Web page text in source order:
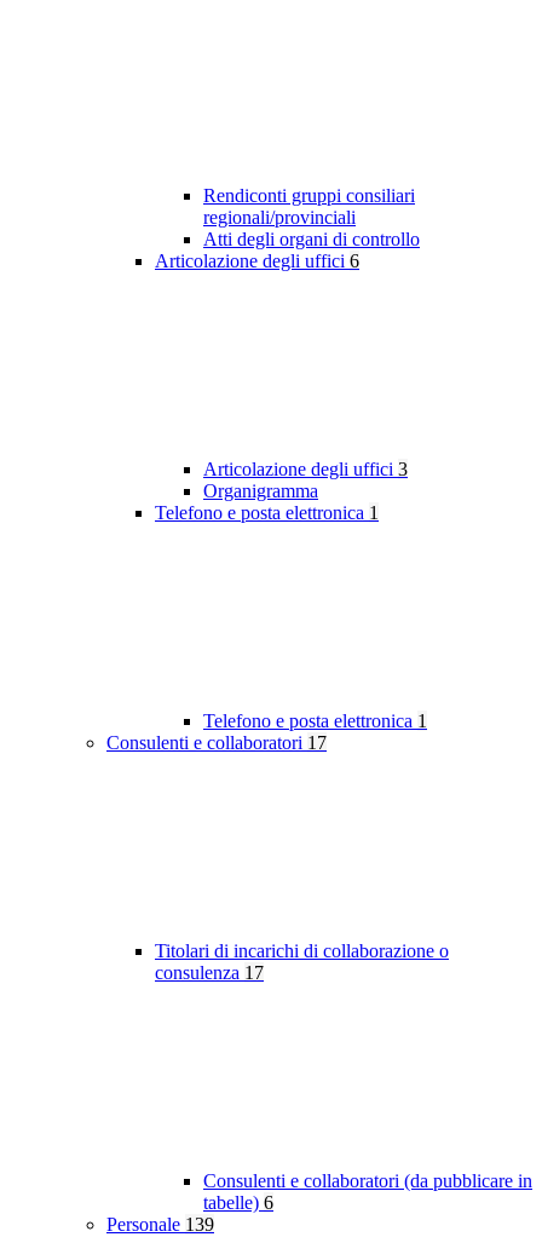
Rendiconti gruppi consiliari
regionali/provinciali
Atti degli organi di controllo
Articolazione degli uffici 6
Articolazione degli uffici 3
Organigramma
Telefono e posta elettronica 1
Telefono e posta elettronica 1
Consulenti e collaboratori 17
Titolari di incarichi di collaborazione o
consulenza 17
Consulenti e collaboratori (da pubblicare in
tabelle) 6
Personale 139